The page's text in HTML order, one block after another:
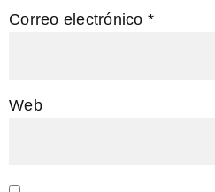
Correo electrónico *
Web